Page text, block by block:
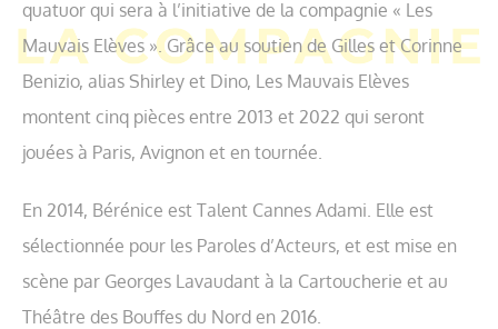
quatuor qui sera à l’initiative de la compagnie « Les
Mauvais Elèves ». Grâce au soutien de Gilles et Corinne
Benizio, alias Shirley et Dino, Les Mauvais Elèves
montent cinq pièces entre 2013 et 2022 qui seront
jouées à Paris, Avignon et en tournée.
En 2014, Bérénice est Talent Cannes Adami. Elle est
sélectionnée pour les Paroles d’Acteurs, et est mise en
scène par Georges Lavaudant à la Cartoucherie et au
Théâtre des Bouffes du Nord en 2016.